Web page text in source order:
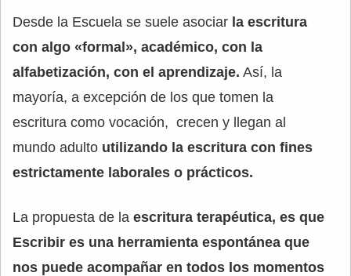
Desde la Escuela se suele asociar la escritura
con algo «formal», académico, con la
alfabetización, con el aprendizaje. Así, la
mayoría, a excepción de los que tomen la
escritura como vocación, crecen y llegan al
mundo adulto utilizando la escritura con fines
estrictamente laborales o prácticos.
La propuesta de la escritura terapéutica, es que
Escribir es una herramienta espontánea que
nos puede acompañar en todos los momentos